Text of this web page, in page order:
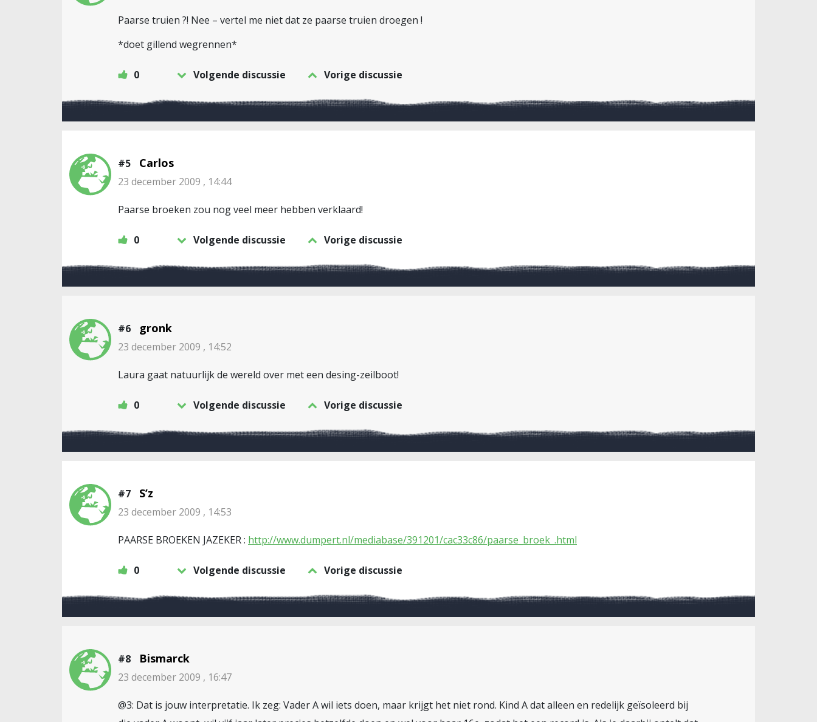
Paarse truien ?! Nee – vertel me niet dat ze paarse truien droegen !
*doet gillend wegrennen*
0 Volgende discussie Vorige discussie
#5 Carlos
23 december 2009 , 14:44
Paarse broeken zou nog veel meer hebben verklaard!
0 Volgende discussie Vorige discussie
#6 gronk
23 december 2009 , 14:52
Laura gaat natuurlijk de wereld over met een desing-zeilboot!
0 Volgende discussie Vorige discussie
#7 S’z
23 december 2009 , 14:53
PAARSE BROEKEN JAZEKER : http://www.dumpert.nl/mediabase/391201/cac33c86/paarse_broek_.html
0 Volgende discussie Vorige discussie
#8 Bismarck
23 december 2009 , 16:47
@3: Dat is jouw interpretatie. Ik zeg: Vader A wil iets doen, maar krijgt het niet rond. Kind A dat alleen en redelijk geïsoleerd bij